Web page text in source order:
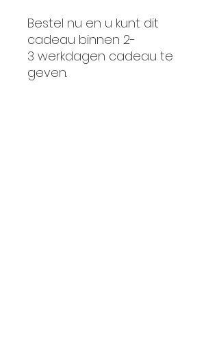
Bestel nu en u kunt dit
cadeau binnen 2-
3 werkdagen cadeau te
geven.